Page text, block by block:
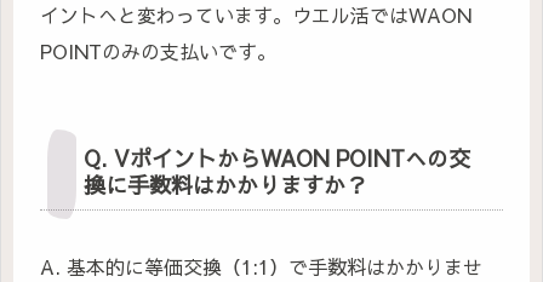
イントへと変わっています。ウエル活ではWAON
POINTのみの支払いです。
Q. VポイントからWAON POINTへの交
換に手数料はかかりますか？
A. 基本的に等価交換（1:1）で手数料はかかりませ